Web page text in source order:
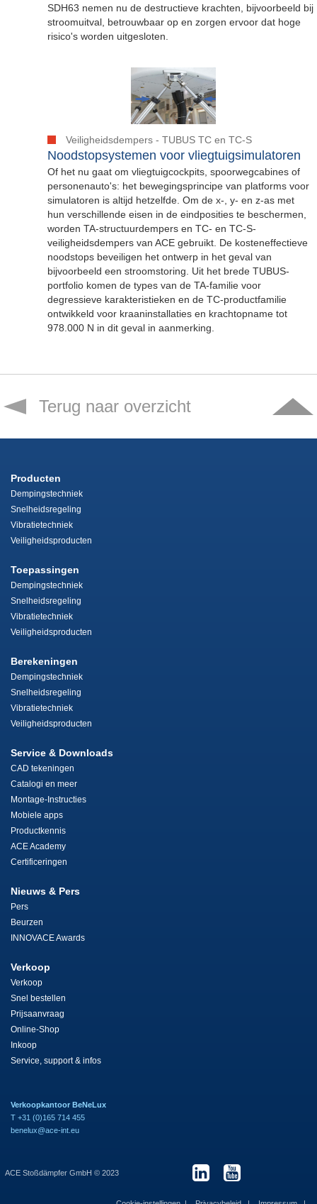
SDH63 nemen nu de destructieve krachten, bijvoorbeeld bij
stroomuitval, betrouwbaar op en zorgen ervoor dat hoge
risico's worden uitgesloten.
Veiligheidsdempers - TUBUS TC en TC-S
Noodstopsystemen voor vliegtuigsimulatoren
Of het nu gaat om vliegtuigcockpits, spoorwegcabines of
personenauto's: het bewegingsprincipe van platforms voor
simulatoren is altijd hetzelfde. Om de x-, y- en z-as met
hun verschillende eisen in de eindposities te beschermen,
worden TA-structuurdempers en TC- en TC-S-
veiligheidsdempers van ACE gebruikt. De kosteneffectieve
noodstops beveiligen het ontwerp in het geval van
bijvoorbeeld een stroomstoring. Uit het brede TUBUS-
portfolio komen de types van de TA-familie voor
degressieve karakteristieken en de TC-productfamilie
ontwikkeld voor kraaninstallaties en krachtopname tot
978.000 N in dit geval in aanmerking.
Terug naar overzicht
Producten
Dempingstechniek
Snelheidsregeling
Vibratietechniek
Veiligheidsproducten
Toepassingen
Dempingstechniek
Snelheidsregeling
Vibratietechniek
Veiligheidsproducten
Berekeningen
Dempingstechniek
Snelheidsregeling
Vibratietechniek
Veiligheidsproducten
Service & Downloads
CAD tekeningen
Catalogi en meer
Montage-Instructies
Mobiele apps
Productkennis
ACE Academy
Certificeringen
Nieuws & Pers
Pers
Beurzen
INNOVACE Awards
Verkoop
Verkoop
Snel bestellen
Prijsaanvraag
Online-Shop
Inkoop
Service, support & infos
Verkoopkantoor BeNeLux
T +31 (0)165 714 455
benelux@ace-int.eu
ACE Stoßdämpfer GmbH © 2023